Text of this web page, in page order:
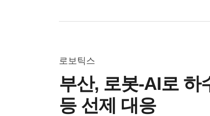
로보틱스
부산, 로봇-AI로
등 선제 대응